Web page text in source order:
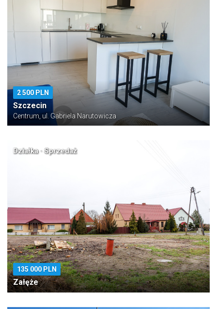
2 500 PLN
Szczecin
Centrum, ul. Gabriela Narutowicza
Działka · Sprzedaż
135 000 PLN
Załęże